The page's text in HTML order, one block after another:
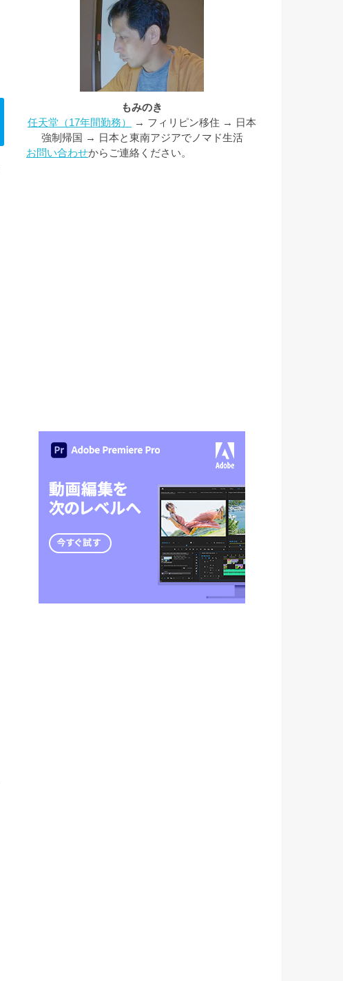
もみのき
任天堂（17年間勤務）
→ フィリピン移住 → 日本
強制帰国 → 日本と東南アジアでノマド生活
お問い合わせからご連絡ください。